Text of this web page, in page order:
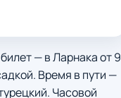
— в Ларнака от 9
Время в пути —
Часовой